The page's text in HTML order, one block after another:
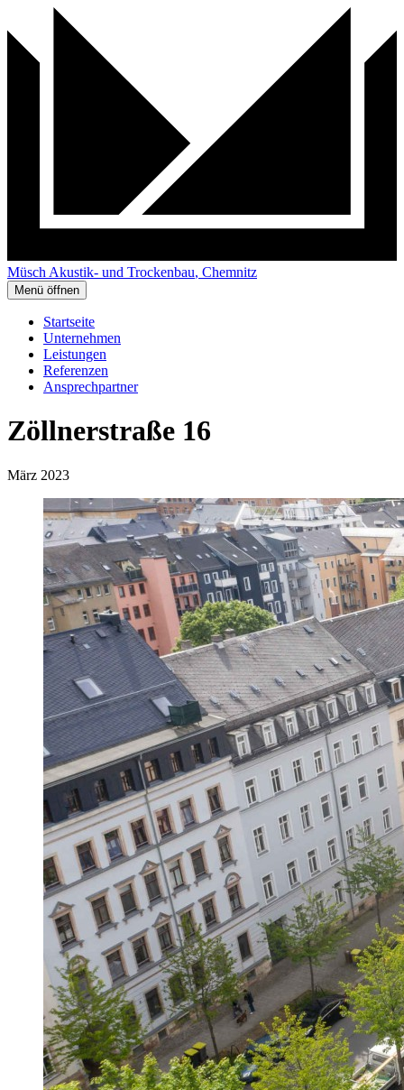
Müsch Akustik- und Trockenbau, Chemnitz
Menü öffnen
Startseite
Unternehmen
Leistungen
Referenzen
Ansprechpartner
Zöllnerstraße 16
März 2023